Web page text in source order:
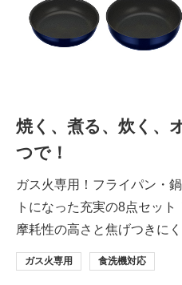
焼く、煮る、炊く、
つで！
ガス火専用！フライパン・
トになった充実の8点セッ
摩耗性の高さと焦げつきにく
ガス火専用 食洗機対応